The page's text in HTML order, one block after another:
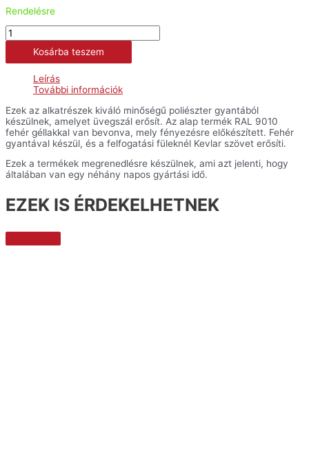
Rendelésre
Farokidom
üléskialakítással
CBR1000RR
mennyiség
Kosárba teszem
Leírás
További információk
Ezek az alkatrészek kiváló minőségű poliészter gyantából
készülnek, amelyet üvegszál erősít. Az alap termék RAL 9010
fehér géllakkal van bevonva, mely fényezésre előkészített. Fehér
gyantával készül, és a felfogatási füleknél Kevlar szövet erősíti.
Ezek a termékek megrenedlésre készülnek, ami azt jelenti, hogy
általában van egy néhány napos gyártási idő.
EZEK IS ÉRDEKELHETNEK